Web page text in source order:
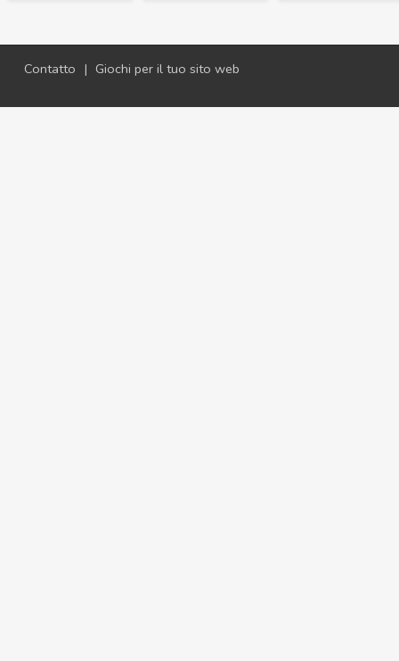
Contatto | Giochi per il tuo sito web